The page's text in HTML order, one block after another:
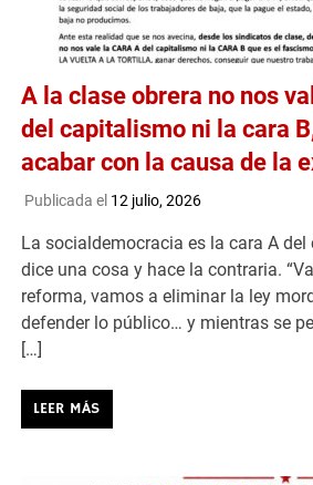
A la clase obrera no nos
del capitalismo ni la cara
acabar con la causa de la
Publicada el 12 julio, 2026
La socialdemocracia es la cara A
dice una cosa y hace la contraria.
reforma, vamos a eliminar la ley
defender lo público… y mientras se
[…]
LEER MÁS